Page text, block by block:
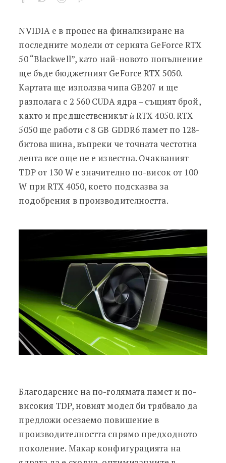
NVIDIA подготвя бюджетния модел
NVIDIA е в процес на финализиране на
последните модели от серията GeForce RTX
50 “Blackwell”, като най-новото попълнение
ще бъде бюджетният GeForce RTX 5050.
Картата ще използва чипа GB207 и ще
разполага с 2 560 CUDA ядра – същият брой,
както и предшественикът ѝ RTX 4050. RTX
5050 ще работи с 8 GB GDDR6 памет по 128-
битова шина, въпреки че точната честотна
лента все още не е известна. Очакваният
TDP от 130 W е значително по-висок от 100
W при RTX 4050, което подсказва за
подобрения в производителността.
Благодарение на по-голямата памет и по-
високия TDP, новият модел би трябвало да
предложи осезаемо повишение в
производителността спрямо предходното
поколение. Макар конфигурацията на